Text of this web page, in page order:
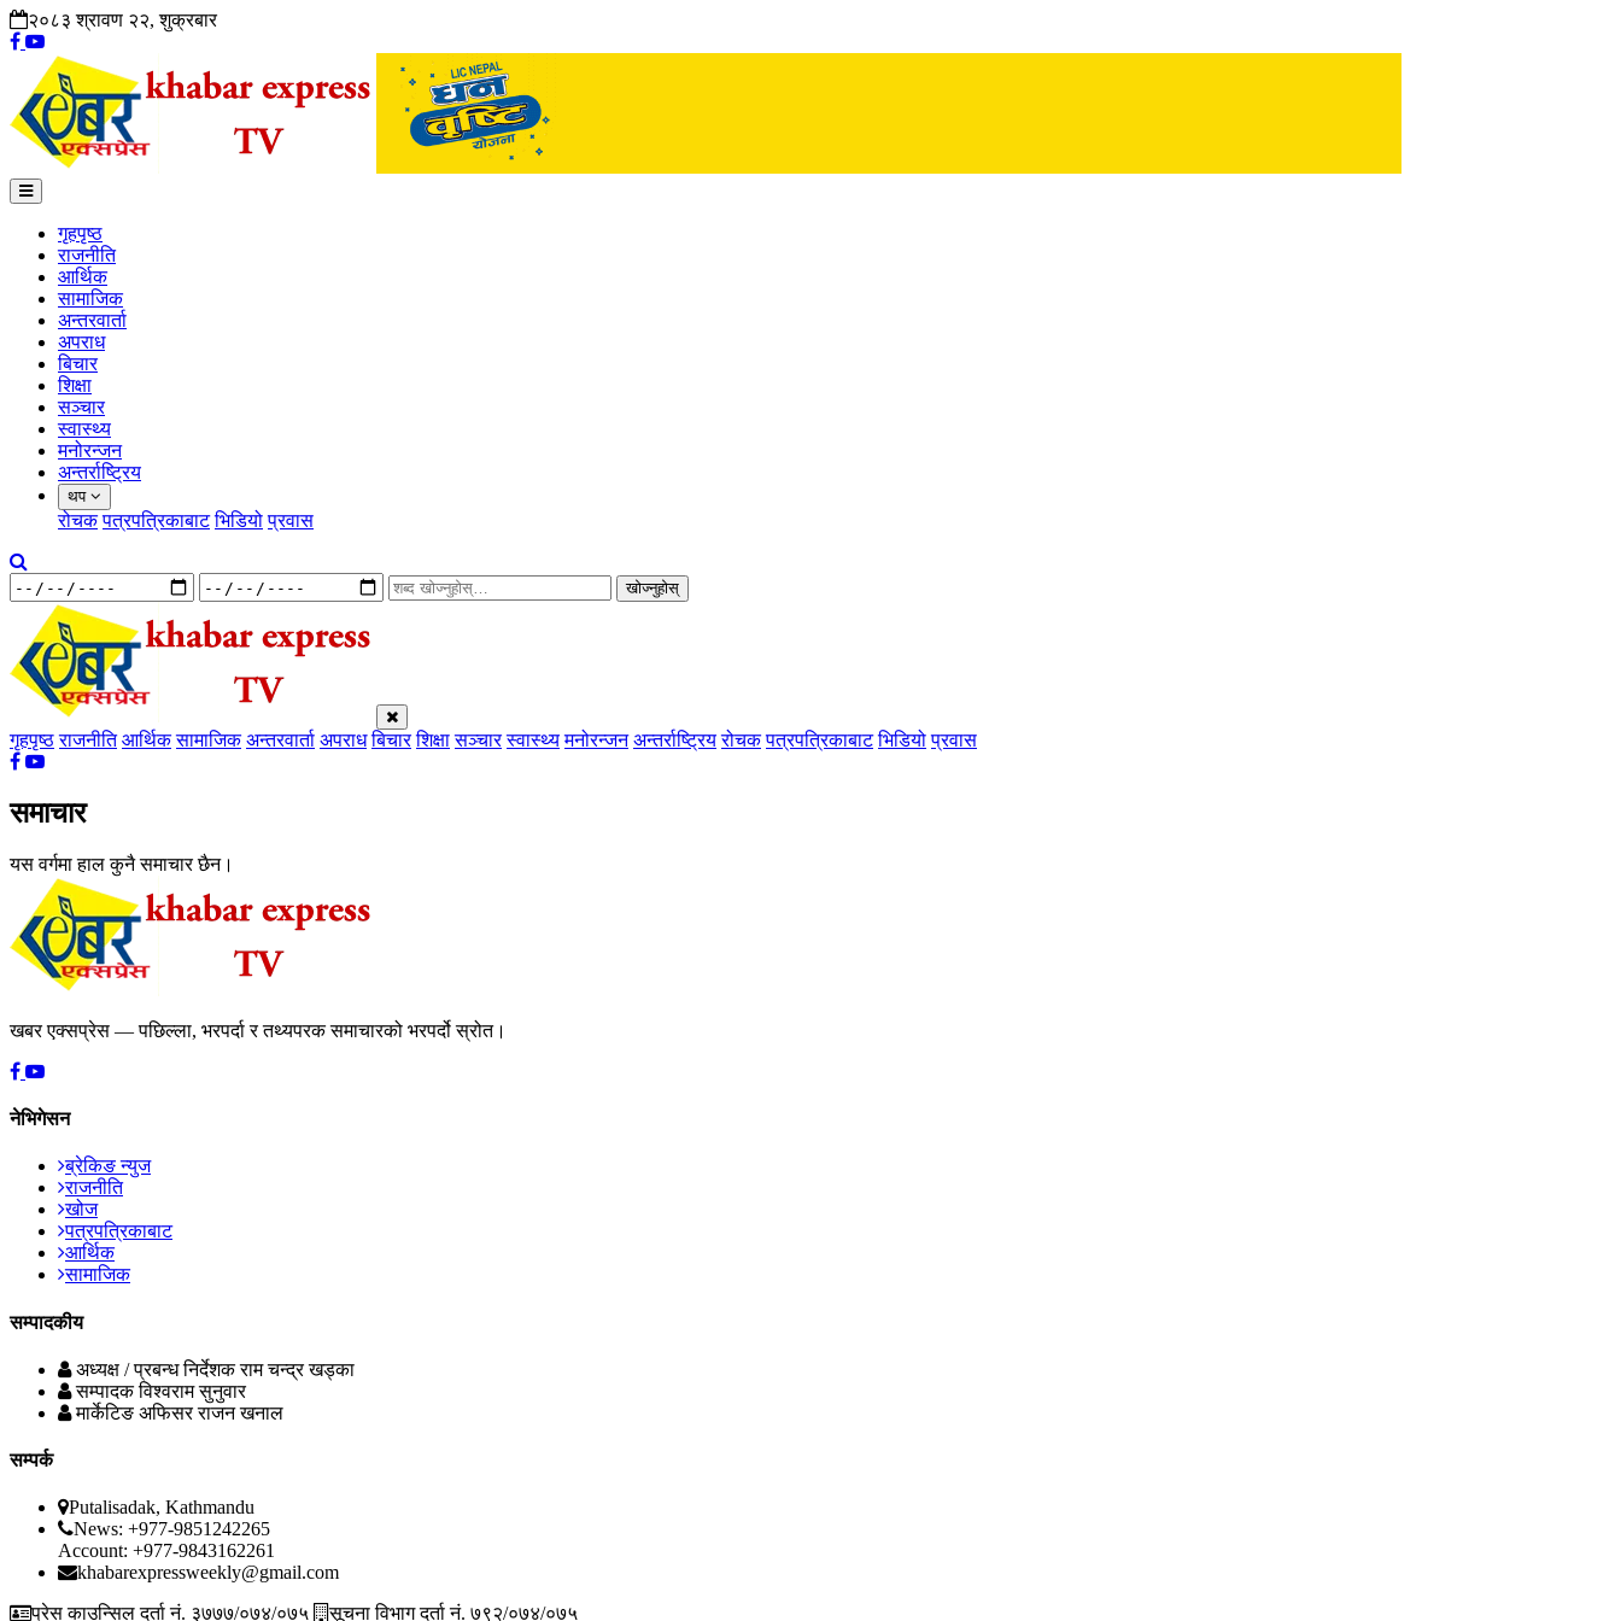
२०८३ श्रावण २२, शुक्रबार
गृहपृष्ठ
राजनीति
आर्थिक
सामाजिक
अन्तरवार्ता
अपराध
बिचार
शिक्षा
सञ्चार
स्वास्थ्य
मनोरन्जन
अन्तर्राष्ट्रिय
थप
रोचक पत्रपत्रिकाबाट भिडियो प्रवास
खोज्नुहोस्
गृहपृष्ठ राजनीति आर्थिक सामाजिक अन्तरवार्ता अपराध बिचार शिक्षा सञ्चार स्वास्थ्य मनोरन्जन अन्तर्राष्ट्रिय रोचक पत्रपत्रिकाबाट भिडियो प्रवास
समाचार
यस वर्गमा हाल कुनै समाचार छैन।
खबर एक्सप्रेस — पछिल्ला, भरपर्दा र तथ्यपरक समाचारको भरपर्दो स्रोत।
नेभिगेसन
ब्रेकिङ न्युज
राजनीति
खोज
पत्रपत्रिकाबाट
आर्थिक
सामाजिक
सम्पादकीय
अध्यक्ष / प्रबन्ध निर्देशक राम चन्द्र खड्का
सम्पादक विश्वराम सुनुवार
मार्केटिङ अफिसर राजन खनाल
सम्पर्क
Putalisadak, Kathmandu
News: +977-9851242265
Account: +977-9843162261
khabarexpressweekly@gmail.com
प्रेस काउन्सिल दर्ता नं. ३७७७/०७४/०७५
सूचना विभाग दर्ता नं. ७९२/०७४/०७५